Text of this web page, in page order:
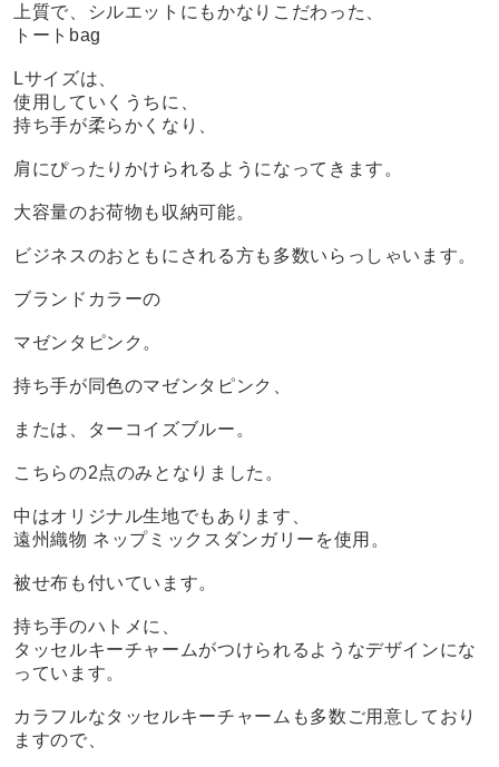
上質で、シルエットにもかなりこだわった、
トートbag
Lサイズは、
使用していくうちに、
持ち手が柔らかくなり、
肩にぴったりかけられるようになってきます。
大容量のお荷物も収納可能。
ビジネスのおともにされる方も多数いらっしゃいます。
ブランドカラーの
マゼンタピンク。
持ち手が同色のマゼンタピンク、
または、ターコイズブルー。
こちらの2点のみとなりました。
中はオリジナル生地でもあります、
遠州織物 ネップミックスダンガリーを使用。
被せ布も付いています。
持ち手のハトメに、
タッセルキーチャームがつけられるようなデザインにな
っています。
カラフルなタッセルキーチャームも多数ご用意しており
ますので、